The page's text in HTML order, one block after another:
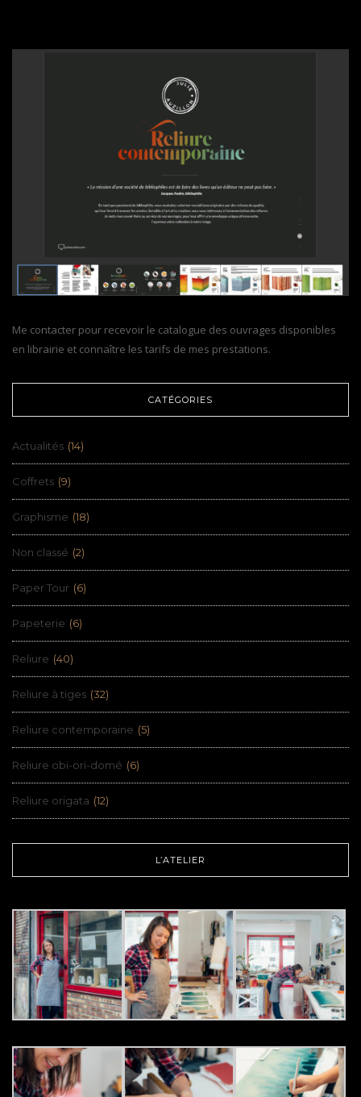
Me contacter pour recevoir le catalogue des ouvrages disponibles
en librairie et connaître les tarifs de mes prestations.
CATÉGORIES
Actualités (14)
Coffrets (9)
Graphisme (18)
Non classé (2)
Paper Tour (6)
Papeterie (6)
Reliure (40)
Reliure à tiges (32)
Reliure contemporaine (5)
Reliure obi-ori-domé (6)
Reliure origata (12)
L’ATELIER